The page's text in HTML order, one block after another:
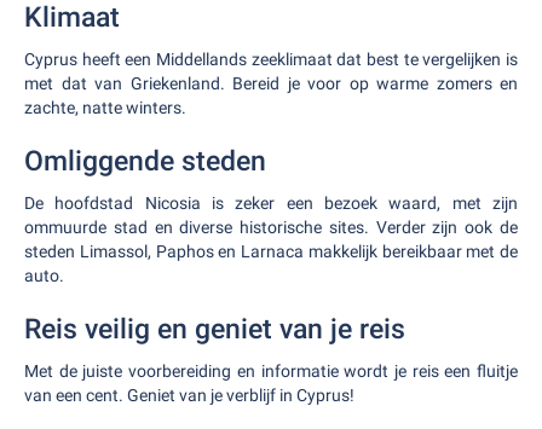
Klimaat
Cyprus heeft een Middellands zeeklimaat dat best te vergelijken is
met dat van Griekenland. Bereid je voor op warme zomers en
zachte, natte winters.
Omliggende steden
De hoofdstad Nicosia is zeker een bezoek waard, met zijn
ommuurde stad en diverse historische sites. Verder zijn ook de
steden Limassol, Paphos en Larnaca makkelijk bereikbaar met de
auto.
Reis veilig en geniet van je reis
Met de juiste voorbereiding en informatie wordt je reis een fluitje
van een cent. Geniet van je verblijf in Cyprus!